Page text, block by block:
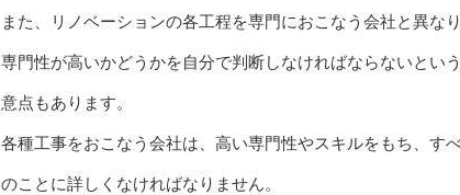
また、リノベーションの各工程を専門におこなう会社と異なり
専門性が高いかどうかを自分で判断しなければならないとい
意点もあります。
各種工事をおこなう会社は、高い専門性やスキルをもち、す
のことに詳しくなければなりません。